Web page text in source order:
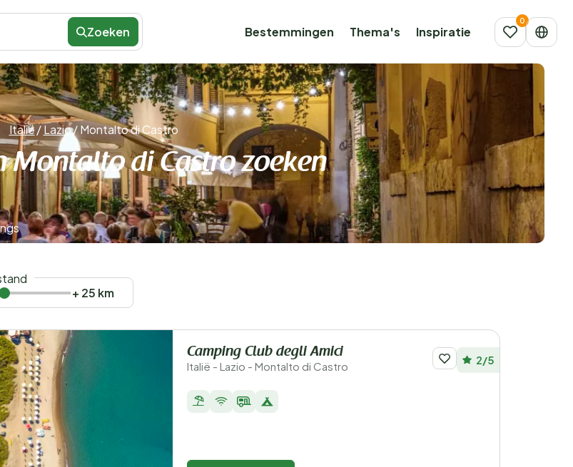
Zoeken Bestemmingen Thema's Inspiratie
Italië/Lazio/Montalto di Castro
Montalto di Castro zoeken
+ 25 km
Camping Club degli Amici
Italië - Lazio - Montalto di Castro 2/5